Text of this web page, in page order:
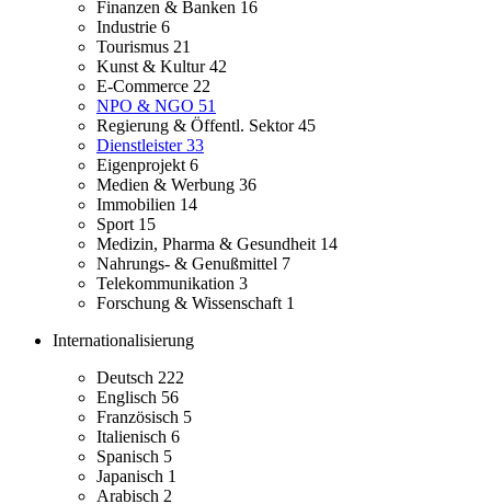
Finanzen & Banken 16
Industrie 6
Tourismus 21
Kunst & Kultur42
E-Commerce 22
NPO & NGO 51
Regierung & Öffentl. Sektor45
Dienstleister33
Eigenprojekt 6
Medien & Werbung 36
Immobilien 14
Sport 15
Medizin, Pharma & Gesundheit 14
Nahrungs- & Genußmittel 7
Telekommunikation 3
Forschung & Wissenschaft 1
Internationalisierung
Deutsch 222
Englisch 56
Französisch 5
Italienisch 6
Spanisch 5
Japanisch 1
Arabisch 2